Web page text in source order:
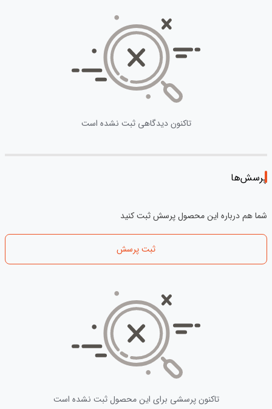
تاکنون دیدگاهی ثبت نشده است
پرسش‌ها
شما هم درباره این محصول پرسش ثبت کنید
ثبت پرسش
تاکنون پرسشی برای این محصول ثبت نشده است